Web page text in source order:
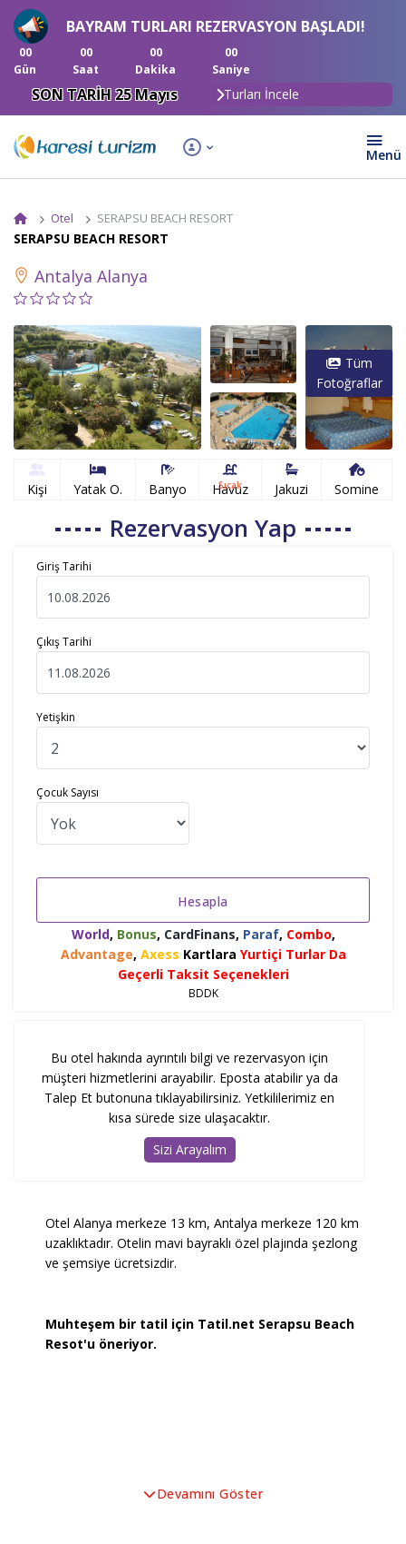
BAYRAM TURLARI REZERVASYON BAŞLADI!
00
Gün
00
Saat
00
Dakika
00
Saniye
SON TARİH 25 Mayıs Turları İncele
Otel SERAPSU BEACH RESORT
SERAPSU BEACH RESORT
Antalya Alanya
Tüm
Fotoğraflar
Kişi Yatak O. Banyo Sıcak
Havuz Jakuzi Somine
Rezervasyon Yap
Giriş Tarihi
Çıkış Tarihi
Yetişkin
Çocuk Sayısı
Hesapla
World, Bonus, CardFinans, Paraf, Combo,
Advantage, Axess Kartlara Yurtiçi Turlar Da
Geçerli Taksit Seçenekleri
BDDK
Bu otel hakında ayrıntılı bilgi ve rezervasyon için
müşteri hizmetlerini arayabilir. Eposta atabilir ya da
Talep Et butonuna tıklayabilirsiniz. Yetkililerimiz en
kısa sürede size ulaşacaktır.
Sizi Arayalım
Otel Alanya merkeze 13 km, Antalya merkeze 120 km
uzaklıktadır. Otelin mavi bayraklı özel plajında şezlong
ve şemsiye ücretsizdir.
Muhteşem bir tatil için Tatil.net Serapsu Beach
Resot'u öneriyor.
Devamını Göster